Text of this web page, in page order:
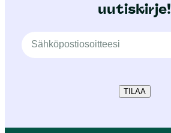
uutiskirje!
TILAA